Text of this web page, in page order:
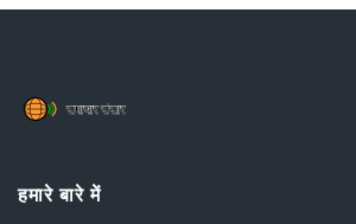
हमारे बारे में